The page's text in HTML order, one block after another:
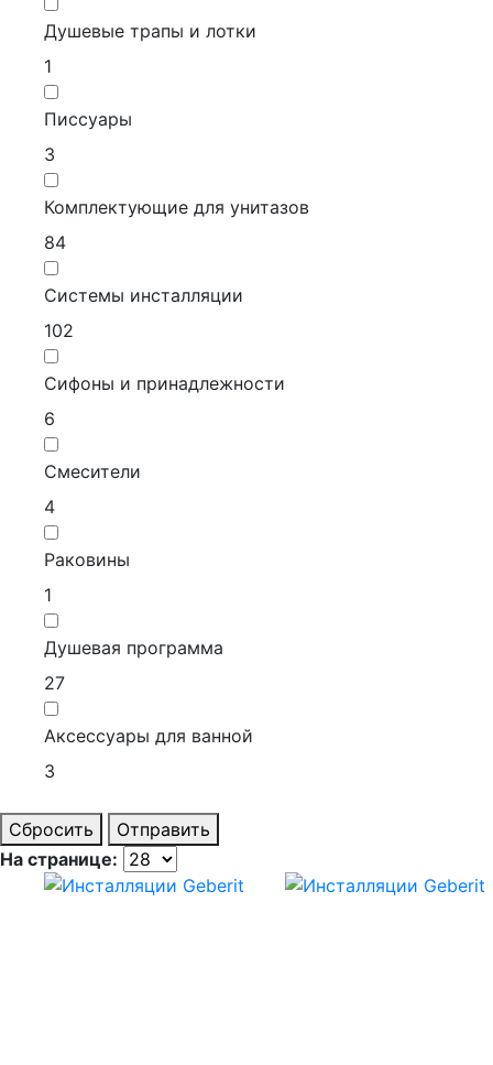
Душевые трапы и лотки
1
Писсуары
3
Комплектующие для унитазов
84
Системы инсталляции
102
Сифоны и принадлежности
6
Смесители
4
Раковины
1
Душевая программа
27
Аксессуары для ванной
3
Сбросить
Отправить
На странице: